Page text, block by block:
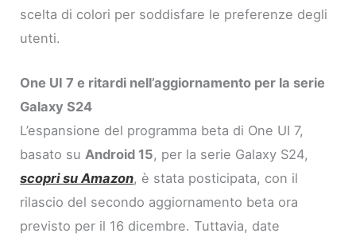
scelta di colori per soddisfare le preferenze degli
utenti.
One UI 7 e ritardi nell’aggiornamento per la serie
Galaxy S24
L’espansione del programma beta di One UI 7,
basato suAndroid 15, per la serie Galaxy S24,
scopri su Amazon, è stata posticipata, con il
rilascio del secondo aggiornamento beta ora
previsto per il 16 dicembre. Tuttavia, date